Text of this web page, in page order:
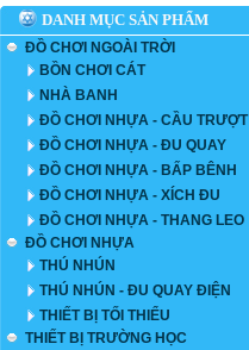
DANH MỤC SẢN PHẨM
ĐỒ CHƠI NGOÀI TRỜI
BỒN CHƠI CÁT
NHÀ BANH
ĐỒ CHƠI NHỰA - CẦU TRƯỢT
ĐỒ CHƠI NHỰA - ĐU QUAY
ĐỒ CHƠI NHỰA - BẤP BÊNH
ĐỒ CHƠI NHỰA - XÍCH ĐU
ĐỒ CHƠI NHỰA - THANG LEO
ĐỒ CHƠI NHỰA
THÚ NHÚN
THÚ NHÚN - ĐU QUAY ĐIỆN
THIẾT BỊ TỐI THIỂU
THIẾT BỊ TRƯỜNG HỌC